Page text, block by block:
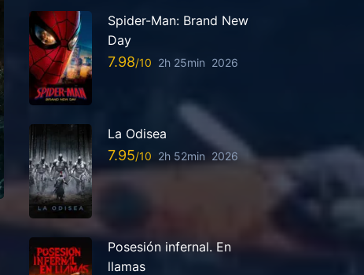
Spider-Man: Brand New
Day
7.98 2h 25min 2026
La Odisea
7.95 2h 52min 2026
Posesión infernal. En
llamas